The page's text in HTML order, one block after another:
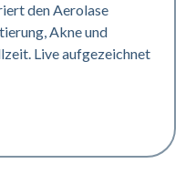
den Aerolase
Akne und
Live aufgezeichnet